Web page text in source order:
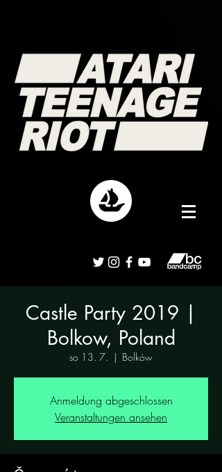
Castle Party 2019 |
Bolkow, Poland
so 13. 7.
  |
Bolków
Anmeldung abgeschlossen
Veranstaltungen ansehen